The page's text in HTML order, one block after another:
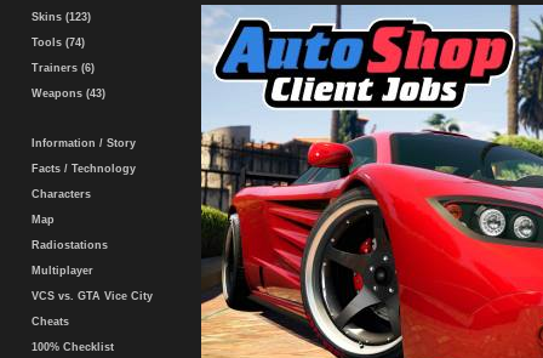
Skins (123)
Tools (74)
Trainers (6)
Weapons (43)
Information / Story
Facts / Technology
Characters
Map
Radiostations
Multiplayer
VCS vs. GTA Vice City
Cheats
100% Checklist